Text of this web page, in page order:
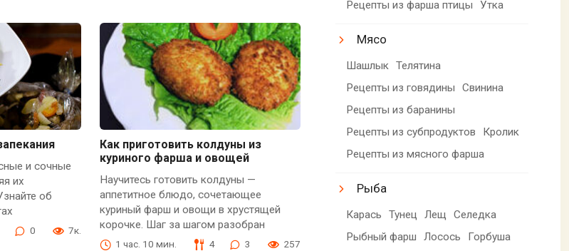
и сочные
их
об
0 7к.
Как приготовить колдуны из
куриного фарша и овощей
Научитесь готовить колдуны —
аппетитное блюдо, сочетающее
куриный фарш и овощи в хрустящей
корочке. Шаг за шагом разобран
1 час. 10 мин. 4 3 257
Рецепты из фарша птицы
Утка
Мясо
Шашлык Телятина
Рецепты из говядины
Свинина
Рецепты из баранины
Рецепты из субпродуктов
Кролик
Рецепты из мясного фарша
Рыба
Карась Тунец Лещ
Селедка
Рыбный фарш
Лосось
Горбуша